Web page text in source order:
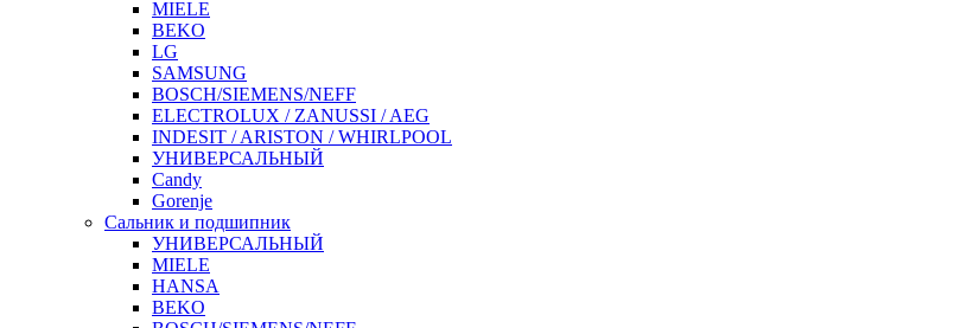
MIELE
BEKO
LG
SAMSUNG
BOSCH/SIEMENS/NEFF
ELECTROLUX / ZANUSSI / AEG
INDESIT / ARISTON / WHIRLPOOL
УНИВЕРСАЛЬНЫЙ
Candy
Gorenje
Сальник и подшипник
УНИВЕРСАЛЬНЫЙ
MIELE
HANSA
BEKO